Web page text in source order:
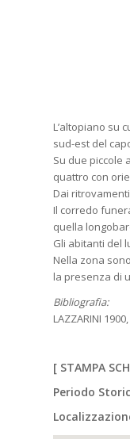
L’altopiano su
sud-est del
Su due piccole
quattro con
Dai
Il corredo
quella
Gli abitanti del
Nella zona
la presenza di
Bibliografia:
LAZZARINI
[ STAMPA
Periodo